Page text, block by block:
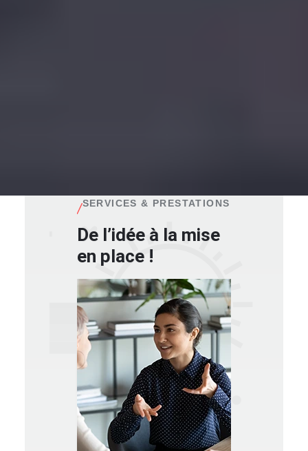
SERVICES & PRESTATIONS
De l’idée à la mise
en place !